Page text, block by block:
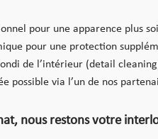
pour une apparence plus
pour une protection
de l’intérieur (detail
possible via l’un de nos
nous restons votre